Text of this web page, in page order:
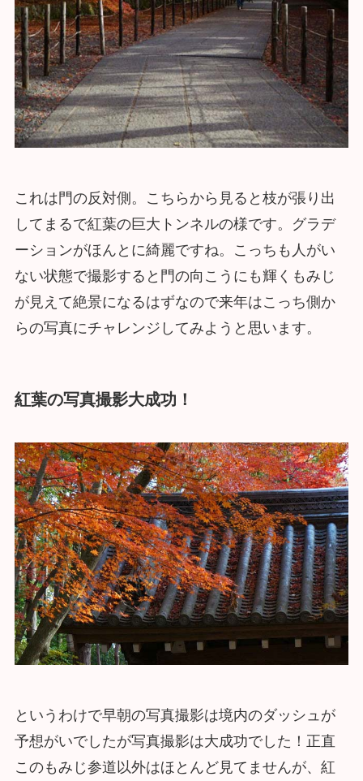
これは門の反対側。こちらから見ると枝が張り出
してまるで紅葉の巨大トンネルの様です。グラデ
ーションがほんとに綺麗ですね。こっちも人がい
ない状態で撮影すると門の向こうにも輝くもみじ
が見えて絶景になるはずなので来年はこっち側か
らの写真にチャレンジしてみようと思います。
紅葉の写真撮影大成功！
というわけで早朝の写真撮影は境内のダッシュが
予想がいでしたが写真撮影は大成功でした！正直
このもみじ参道以外はほとんど見てませんが、紅